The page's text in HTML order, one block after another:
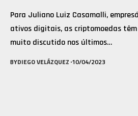
Para Juliano Luiz Casamalli,
ativos digitais, as criptomoedas
muito discutido nos últimos…
BYDIEGO VELÁZQUEZ 10/04/2023